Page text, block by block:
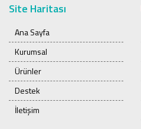
Site Haritası
Ana Sayfa
Kurumsal
Ürünler
Destek
İletişim